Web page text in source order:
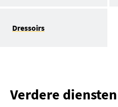
Dressoirs
Verdere diensten